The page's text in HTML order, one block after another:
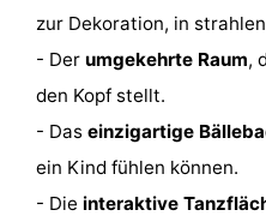
Spezial
Kanale
Coffeeshops
Homohauptstadt
zur Dekoration, in
- Der umgekehrte Raum,
den Kopf stellt.
- Das einzigartige
ein Kind fühlen können.
- Die interaktive